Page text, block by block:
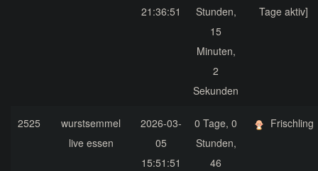
21:36:51
Stunden,
15
Minuten,
2
Sekunden
Tage aktiv]
2525
wurstsemmel
live essen
2026-03-
05
15:51:51
0 Tage, 0
Stunden,
46
Frischling